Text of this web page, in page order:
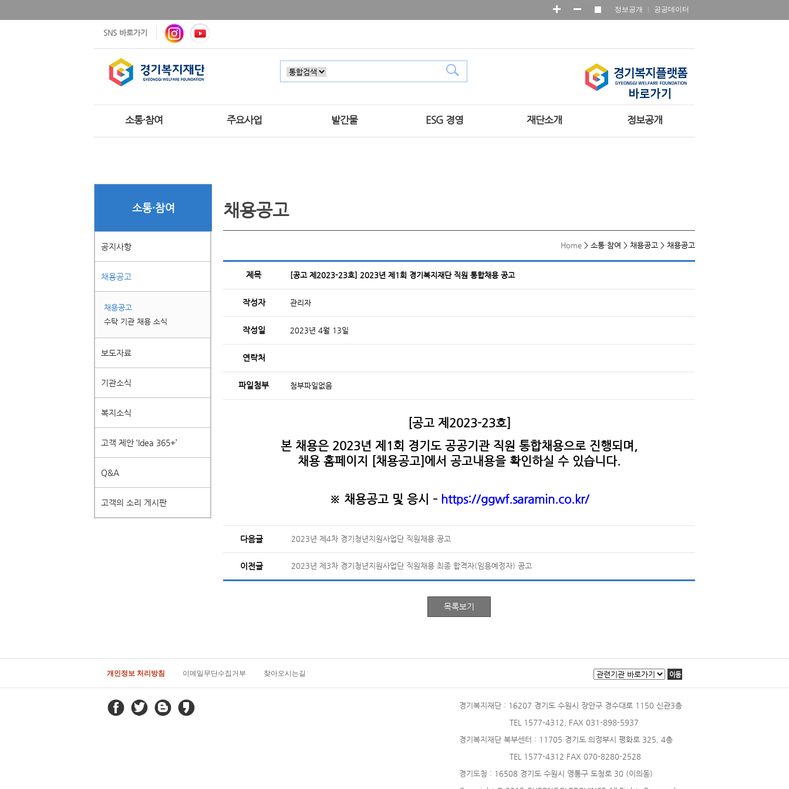
정보공개 공공데이터
SNS 바로가기
소통·참여 주요사업 발간물 ESG 경영 재단소개 정보공개
소통·참여
공지사항
채용공고
채용공고
수탁 기관 채용 소식
보도자료
기관소식
복지소식
고객 제안 ‘Idea 365+’
Q&A
고객의 소리 게시판
채용공고
Home > 소통·참여 > 채용공고 > 채용공고
제목 [공고 제2023-23호] 2023년 제1회 경기복지재단 직원 통합채용 공고
작성자 관리자
작성일 2023년 4월 13일
연락처
파일첨부 첨부파일없음
[공고 제2023-23호]
본 채용은 2023년 제1회 경기도 공공기관 직원 통합채용으로 진행되며,
채용 홈페이지 [채용공고]에서 공고내용을 확인하실 수 있습니다.
※ 채용공고 및 응시 – https://ggwf.saramin.co.kr/
다음글 2023년 제4차 경기청년지원사업단 직원채용 공고
이전글 2023년 제3차 경기청년지원사업단 직원채용 최종 합격자(임용예정자) 공고
개인정보 처리방침 이메일무단수집거부 찾아오시는길 이동
경기복지재단 : 16207 경기도 수원시 장안구 경수대로 1150 신관3층
TEL 1577-4312, FAX 031-898-5937
경기복지재단 북부센터 : 11705 경기도 의정부시 평화로 325, 4층
TEL 1577-4312 FAX 070-8280-2528
경기도청 : 16508 경기도 수원시 영통구 도청로 30 (이의동)